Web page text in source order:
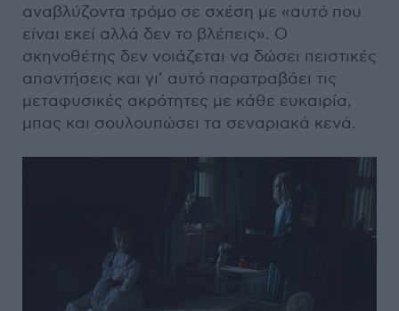
αναβλύζοντα τρόμο σε σχέση με «αυτό που
είναι εκεί αλλά δεν το βλέπεις». Ο
σκηνοθέτης δεν νοιάζεται να δώσει πειστικές
απαντήσεις και γι’ αυτό παρατραβάει τις
μεταφυσικές ακρότητες με κάθε ευκαιρία,
μπας και σουλουπώσει τα σεναριακά κενά.